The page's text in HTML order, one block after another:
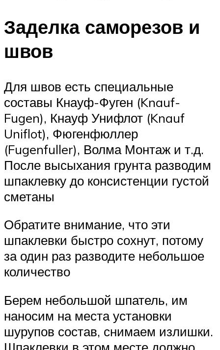
Заделка саморезов и
швов
Для швов есть специальные
составы Кнауф-Фуген (Knauf-
Fugen), Кнауф Унифлот (Knauf
Uniflot), Фюгенфюллер
(Fugenfuller), Волма Монтаж и т.д.
После высыхания грунта разводим
шпаклевку до консистенции густой
сметаны
Обратите внимание, что эти
шпаклевки быстро сохнут, потому
за один раз разводите небольшое
количество
Берем небольшой шпатель, им
наносим на места установки
шурупов состав, снимаем излишки.